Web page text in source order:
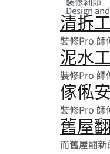
Design
清拆
裝修Pro 師
泥水
裝修Pro 師
傢俬
裝修Pro 師
舊屋
而舊屋翻